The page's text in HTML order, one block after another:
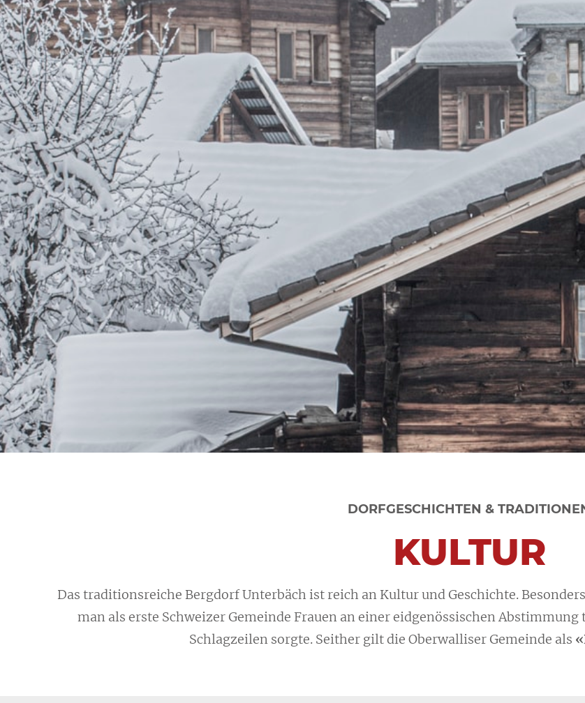
DORFGESCHICHTEN &
KULTUR
Das traditionsreiche BergdorfUnterbäch ist reich an Kultur und Geschichte.
man als erste Schweizer Gemeinde Frauen an einer eidgenössischen
Schlagzeilen sorgte. Seither gilt die Oberwalliser Gemeinde als